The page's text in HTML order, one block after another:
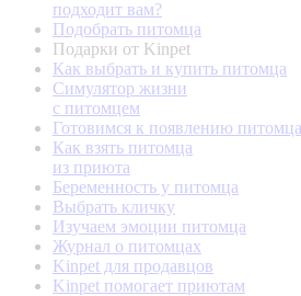
подходит вам?
Подобрать питомца
Подарки от Kinpet
Как выбрать и купить питомца
Симулятор жизни
с питомцем
Готовимся к появлению
Как взять питомца
из приюта
Беременность у питомца
Выбрать кличку
Изучаем эмоции питомца
Журнал о питомцах
Kinpet для продавцов
Kinpet помогает приютам